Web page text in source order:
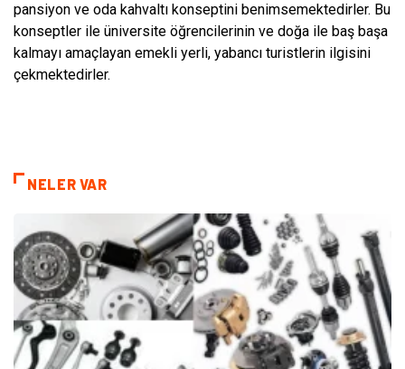
pansiyon ve oda kahvaltı konseptini benimsemektedirler. Bu
konseptler ile üniversite öğrencilerinin ve doğa ile baş başa
kalmayı amaçlayan emekli yerli, yabancı turistlerin ilgisini
çekmektedirler.
NELER VAR